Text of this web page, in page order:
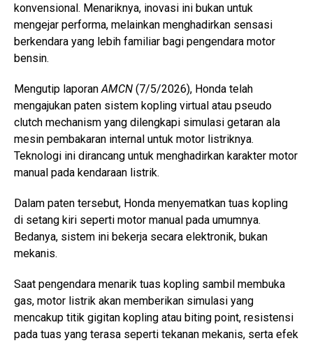
konvensional. Menariknya, inovasi ini bukan untuk
mengejar performa, melainkan menghadirkan sensasi
berkendara yang lebih familiar bagi pengendara motor
bensin.
Mengutip laporanAMCN (7/5/2026), Honda telah
mengajukan paten sistem kopling virtual atau pseudo
clutch mechanism yang dilengkapi simulasi getaran ala
mesin pembakaran internal untuk motor listriknya.
Teknologi ini dirancang untuk menghadirkan karakter motor
manual pada kendaraan listrik.
Dalam paten tersebut, Honda menyematkan tuas kopling
di setang kiri seperti motor manual pada umumnya.
Bedanya, sistem ini bekerja secara elektronik, bukan
mekanis.
Saat pengendara menarik tuas kopling sambil membuka
gas, motor listrik akan memberikan simulasi yang
mencakup titik gigitan kopling atau biting point, resistensi
pada tuas yang terasa seperti tekanan mekanis, serta efek